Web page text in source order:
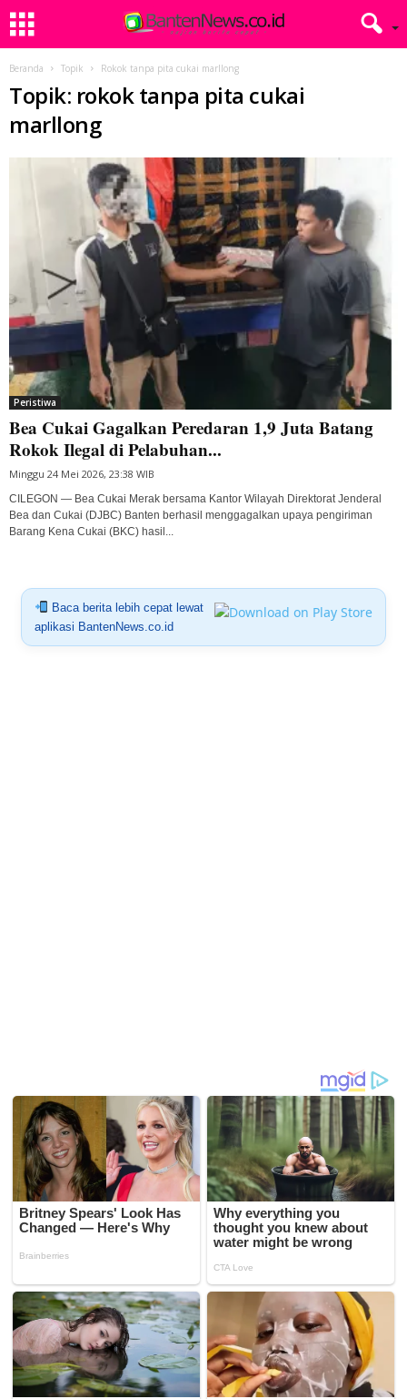
Beranda Topik Rokok tanpa pita cukai marllong
Topik: rokok tanpa pita cukai
marllong
Peristiwa
Bea Cukai Gagalkan Peredaran 1,9 Juta Batang
Rokok Ilegal di Pelabuhan...
Minggu 24 Mei 2026, 23:38 WIB
CILEGON — Bea Cukai Merak bersama Kantor Wilayah Direktorat Jenderal
Bea dan Cukai (DJBC) Banten berhasil menggagalkan upaya pengiriman
Barang Kena Cukai (BKC) hasil...
Baca berita lebih cepat lewat
aplikasi BantenNews.co.id